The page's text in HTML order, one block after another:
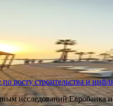
росту строительства и
исследований Евробанка